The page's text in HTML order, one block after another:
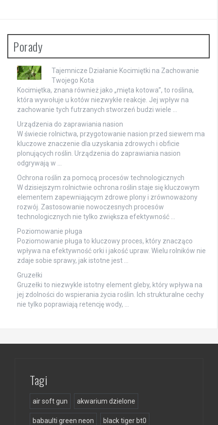
Porady
Tajemnicze Działanie Kocimiętki na Zachowanie
Twojego Kota
Kocimiętka, znana również jako „mięta kotowa”, to roślina,
która wywołuje u kotów niezwykłe reakcje. Jej wpływ na
zachowanie tych futrzanych stworzeń budzi wiele …
Urządzenia do zaprawiania nasion
W świecie rolnictwa, przygotowanie nasion przed siewem ma
kluczowe znaczenie dla uzyskania zdrowych i obficie
plonujących roślin. Urządzenia do zaprawiania nasion
odgrywają w …
Ochrona roślin za pomocą procesów technologicznych
W dzisiejszym rolnictwie ochrona roślin staje się kluczowym
elementem zapewniającym zdrowe plony i zrównoważony
rozwój. Zastosowanie nowoczesnych procesów
technologicznych nie tylko zwiększa efektywność …
Poziomowanie pługa
Poziomowanie pługa to kluczowy proces, który znacząco
wpływa na efektywność orki i jakość upraw. Wielu rolników nie
zdaje sobie sprawy, jak istotne jest …
Gruzełki
Gruzełki to niezwykle istotny element gleby, który wpływa na
jej zdolności do wspierania życia roślin. Ich strukturalne cechy
nie tylko poprawiają retencję wody, …
Tagi
air soft gun akwarium dzielone
babaulti green neon black tiger bt0